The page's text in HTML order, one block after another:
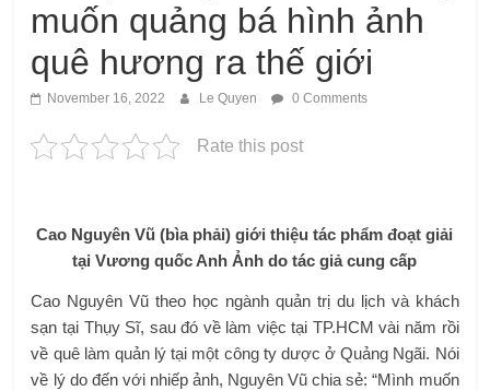
muốn quảng bá hình ảnh
quê hương ra thế giới
November 16, 2022 Le Quyen 0 Comments
Rate this post
Cao Nguyên Vũ (bìa phải) giới thiệu tác phẩm đoạt giải
tại Vương quốc Anh Ảnh do tác giả cung cấp
Cao Nguyên Vũ theo học ngành quản trị du lịch và khách
sạn tại Thụy Sĩ, sau đó về làm việc tại TP.HCM vài năm rồi
về quê làm quản lý tại một công ty dược ở Quảng Ngãi. Nói
về lý do đến với nhiếp ảnh, Nguyên Vũ chia sẻ: “Mình muốn